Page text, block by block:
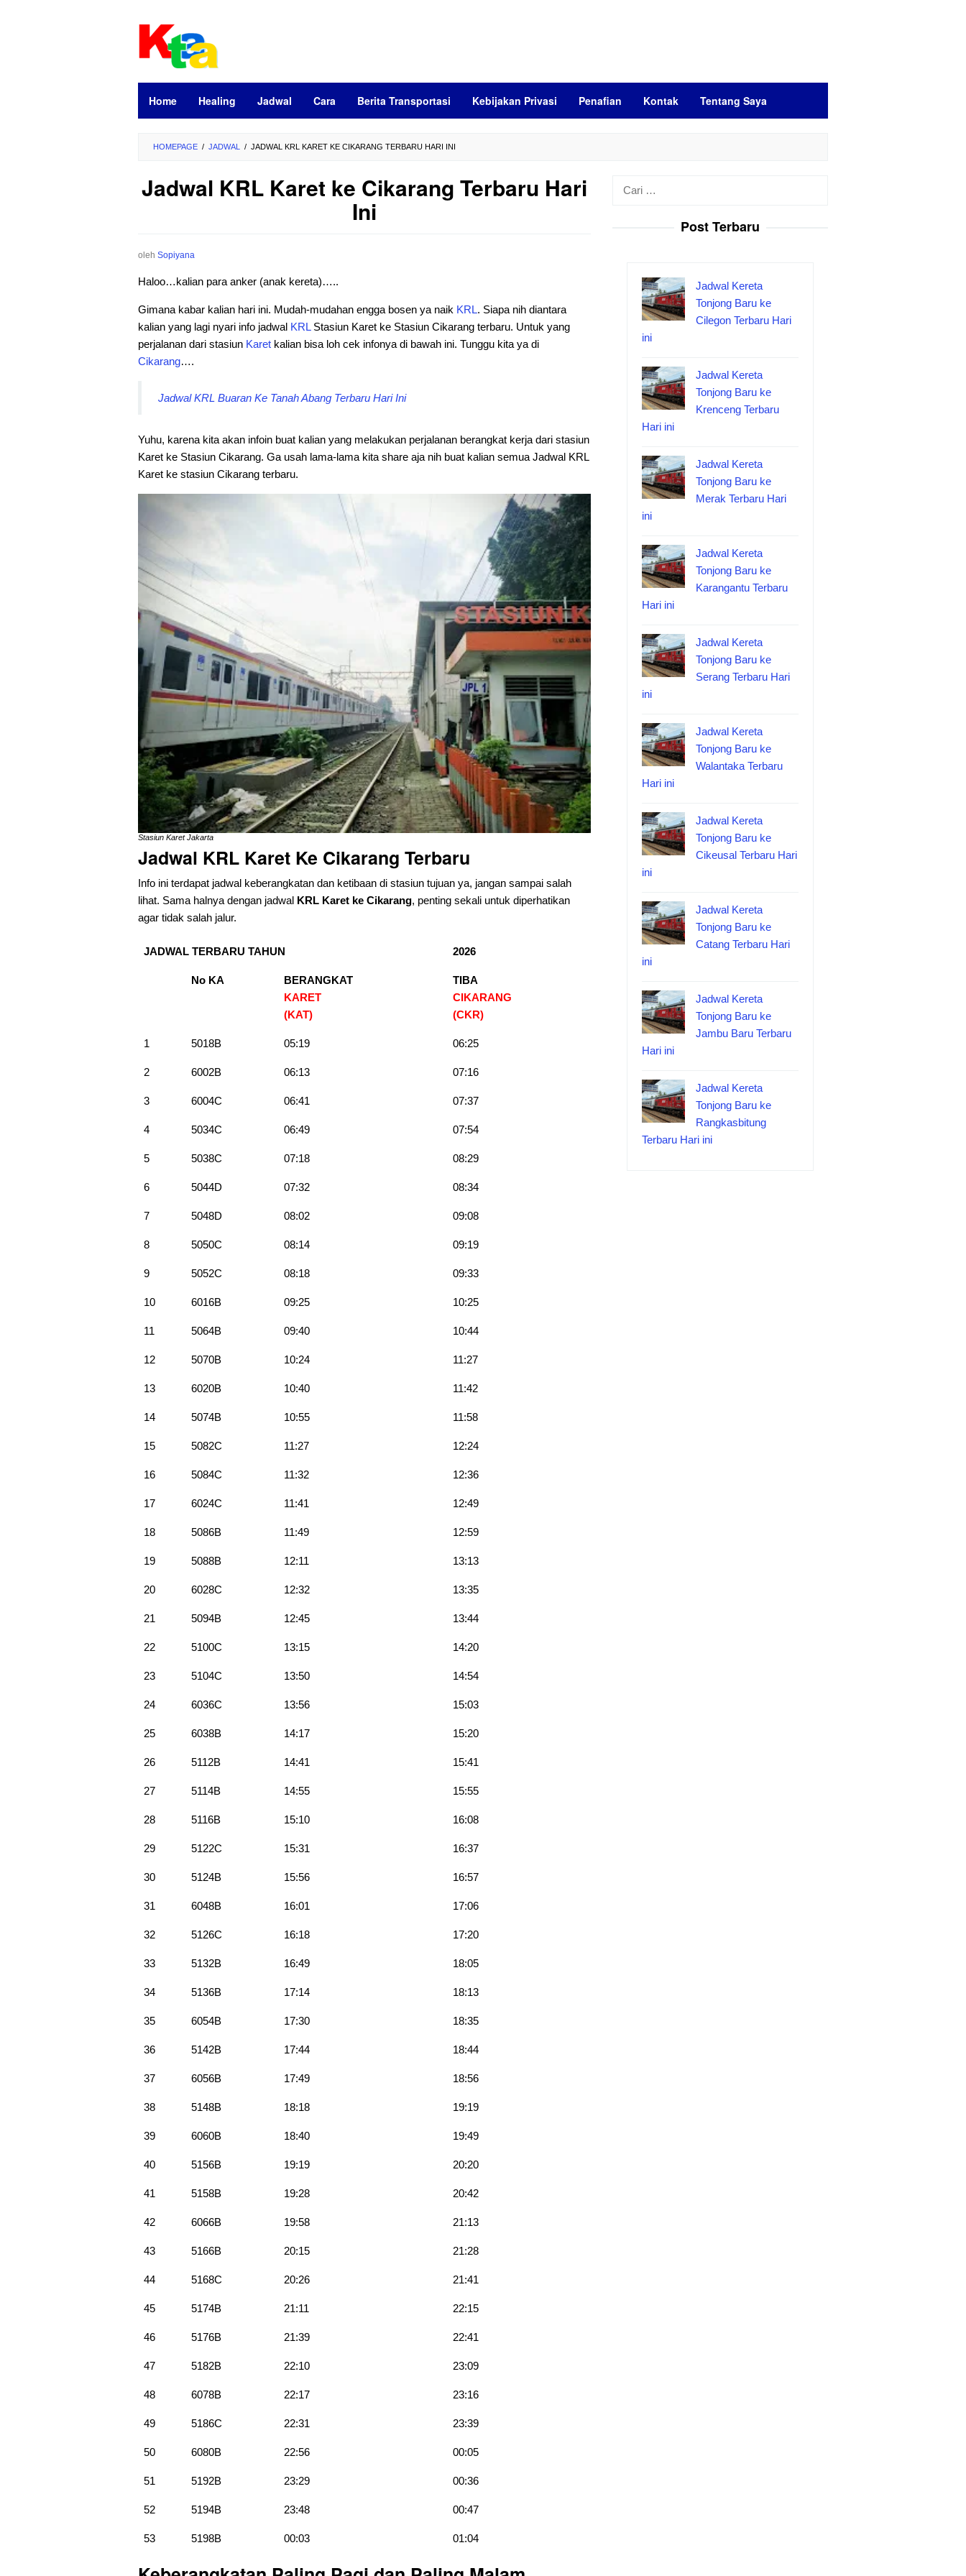
Home Healing Jadwal Cara Berita Transportasi Kebijakan Privasi Penafian Kontak Tentang Saya
HOMEPAGE / JADWAL / JADWAL KRL KARET KE CIKARANG TERBARU HARI INI
Jadwal KRL Karet ke Cikarang Terbaru Hari
Ini
oleh Sopiyana
Haloo…kalian para anker (anak kereta)…..
Gimana kabar kalian hari ini. Mudah-mudahan engga bosen ya naik KRL. Siapa nih diantara
kalian yang lagi nyari info jadwal KRLStasiun Karet ke Stasiun Cikarang terbaru. Untuk yang
perjalanan dari stasiun Karet kalian bisa loh cek infonya di bawah ini. Tunggu kita ya di
Cikarang….
Jadwal KRL Buaran Ke Tanah Abang Terbaru Hari Ini
Yuhu, karena kita akan infoin buat kalian yang melakukan perjalanan berangkat kerja dari stasiun
Karet ke Stasiun Cikarang. Ga usah lama-lama kita share aja nih buat kalian semua Jadwal KRL
Karet ke stasiun Cikarang terbaru.
Stasiun Karet Jakarta
Jadwal KRL Karet Ke Cikarang Terbaru
Info ini terdapat jadwal keberangkatan dan ketibaan di stasiun tujuan ya, jangan sampai salah
lihat. Sama halnya dengan jadwal KRL Karet ke Cikarang, penting sekali untuk diperhatikan
agar tidak salah jalur.
JADWAL TERBARU TAHUN 2026
No KA
BERANGKAT
KARET
(KAT)
TIBA
CIKARANG
(CKR)
1 5018B 05:19 06:25
2 6002B 06:13 07:16
3 6004C 06:41 07:37
4 5034C 06:49 07:54
5 5038C 07:18 08:29
6 5044D 07:32 08:34
7 5048D 08:02 09:08
8 5050C 08:14 09:19
9 5052C 08:18 09:33
10 6016B 09:25 10:25
11 5064B 09:40 10:44
12 5070B 10:24 11:27
13 6020B 10:40 11:42
14 5074B 10:55 11:58
15 5082C 11:27 12:24
16 5084C 11:32 12:36
17 6024C 11:41 12:49
18 5086B 11:49 12:59
19 5088B 12:11 13:13
20 6028C 12:32 13:35
21 5094B 12:45 13:44
22 5100C 13:15 14:20
23 5104C 13:50 14:54
24 6036C 13:56 15:03
25 6038B 14:17 15:20
26 5112B 14:41 15:41
27 5114B 14:55 15:55
28 5116B 15:10 16:08
29 5122C 15:31 16:37
30 5124B 15:56 16:57
31 6048B 16:01 17:06
32 5126C 16:18 17:20
33 5132B 16:49 18:05
34 5136B 17:14 18:13
35 6054B 17:30 18:35
36 5142B 17:44 18:44
37 6056B 17:49 18:56
38 5148B 18:18 19:19
39 6060B 18:40 19:49
40 5156B 19:19 20:20
41 5158B 19:28 20:42
42 6066B 19:58 21:13
43 5166B 20:15 21:28
44 5168C 20:26 21:41
45 5174B 21:11 22:15
46 5176B 21:39 22:41
47 5182B 22:10 23:09
48 6078B 22:17 23:16
49 5186C 22:31 23:39
50 6080B 22:56 00:05
51 5192B 23:29 00:36
52 5194B 23:48 00:47
53 5198B 00:03 01:04
Post Terbaru
Jadwal Kereta
Tonjong Baru ke
Cilegon Terbaru Hari
ini
Jadwal Kereta
Tonjong Baru ke
Krenceng Terbaru
Hari ini
Jadwal Kereta
Tonjong Baru ke
Merak Terbaru Hari
ini
Jadwal Kereta
Tonjong Baru ke
Karangantu Terbaru
Hari ini
Jadwal Kereta
Tonjong Baru ke
Serang Terbaru Hari
ini
Jadwal Kereta
Tonjong Baru ke
Walantaka Terbaru
Hari ini
Jadwal Kereta
Tonjong Baru ke
Cikeusal Terbaru Hari
ini
Jadwal Kereta
Tonjong Baru ke
Catang Terbaru Hari
ini
Jadwal Kereta
Tonjong Baru ke
Jambu Baru Terbaru
Hari ini
Jadwal Kereta
Tonjong Baru ke
Rangkasbitung
Terbaru Hari ini